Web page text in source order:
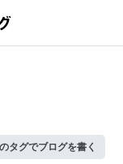
タグでブログを書く